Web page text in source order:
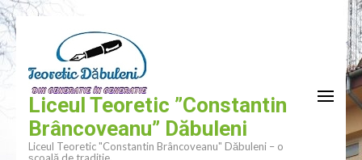
Sari la
conținut
Sari
conținut
(apasă
Enter)
Liceul Teoretic ”Constantin
Brâncoveanu” Dăbuleni
Liceul Teoretic "Constantin Brâncoveanu" Dăbuleni – o